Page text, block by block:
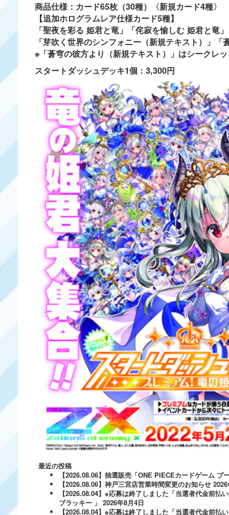
商品仕様：カード65枚（30種）〈新規カード4種〉
【追加ホログラムレア仕様カード5種】
「聖夜を彩る 姫君と竜」「侘寂を愉しむ 姫君と竜
「芽吹く世界のシンフォニー（新規テキスト）」
※「蒼穹の彼方より（新規テキスト）」はシークレ
スタートダッシュデッキ1個：3,300円
最近の投稿
【2026.08.06】抽選販売「ONE PIECEカードゲーム ブ
【2026.08.06】神戸三宮店営業時間変更のお知らせ
【2026.08.04】※応募は終了しました「当選者代金前
ブラッキー 」 2026年8月4日
【2026.08.04】※応募は終了しました「当選者代金前